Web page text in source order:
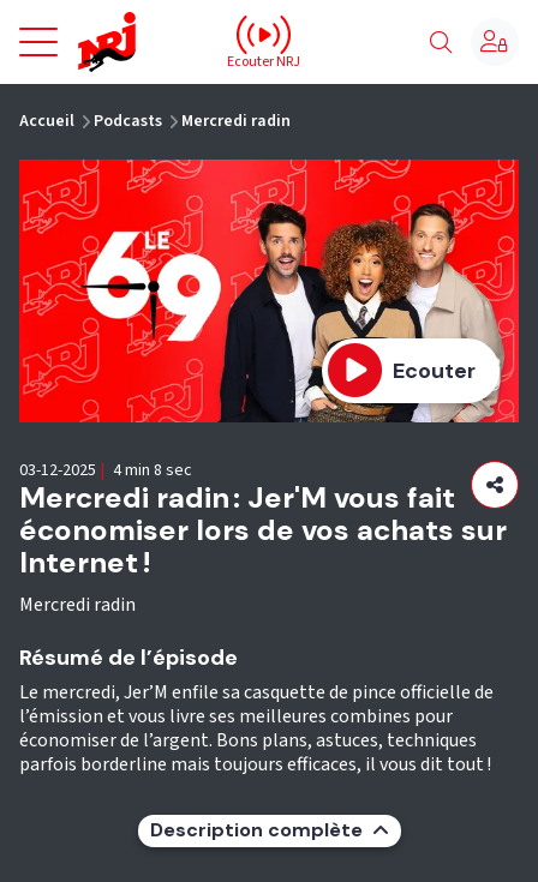
NRJ - Accueil
Ecouter NRJ
Accueil Podcasts Mercredi radin
Ecouter
Mercredi radin : Jer'M vous fait
économiser lors de vos achats sur
Internet !
Mercredi radin
03-12-2025 | 4 min 8 sec
Résumé de l’épisode
Le mercredi, Jer’M enfile sa casquette de pince officielle de
l’émission et vous livre ses meilleures combines pour
économiser de l’argent. Bons plans, astuces, techniques
parfois borderline mais toujours efficaces, il vous dit tout !
Description complète